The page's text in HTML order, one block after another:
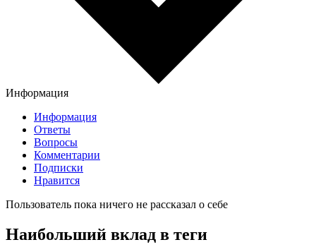
Информация
Информация
Ответы
Вопросы
Комментарии
Подписки
Нравится
Пользователь пока ничего не рассказал о себе
Наибольший вклад в теги